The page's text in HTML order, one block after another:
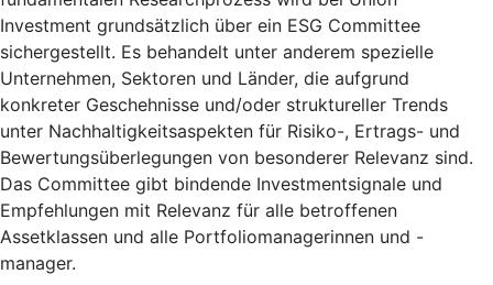
Investment grundsätzlich über ein ESG Committee
sichergestellt. Es behandelt unter anderem spezielle
Unternehmen, Sektoren und Länder, die aufgrund
konkreter Geschehnisse und/oder struktureller Trends
unter Nachhaltigkeitsaspekten für Risiko-, Ertrags- und
Bewertungsüberlegungen von besonderer Relevanz sind.
Das Committee gibt bindende Investmentsignale und
Empfehlungen mit Relevanz für alle betroffenen
Assetklassen und alle Portfoliomanagerinnen und -
manager.